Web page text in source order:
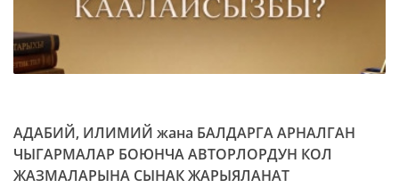
АДАБИЙ, ИЛИМИЙ жана БАЛДАРГА АРНАЛГАН
ЧЫГАРМАЛАР БОЮНЧА АВТОРЛОРДУН КОЛ
ЖАЗМАЛАРЫНА СЫНАК ЖАРЫЯЛАНАТ